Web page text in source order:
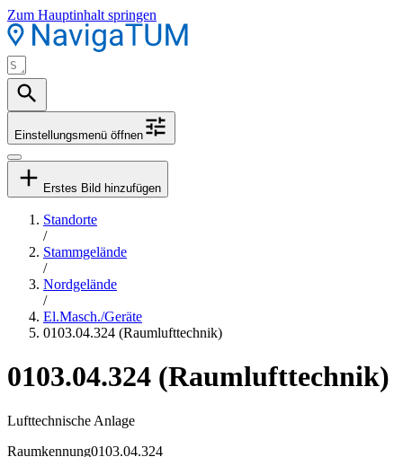
Zum Hauptinhalt springen
Einstellungsmenü öffnen
Erstes Bild hinzufügen
Standorte
/
Stammgelände
/
Nordgelände
/
El.Masch./Geräte
0103.04.324 (Raumlufttechnik)
0103.04.324 (Raumlufttechnik)
Lufttechnische Anlage
Raumkennung0103.04.324